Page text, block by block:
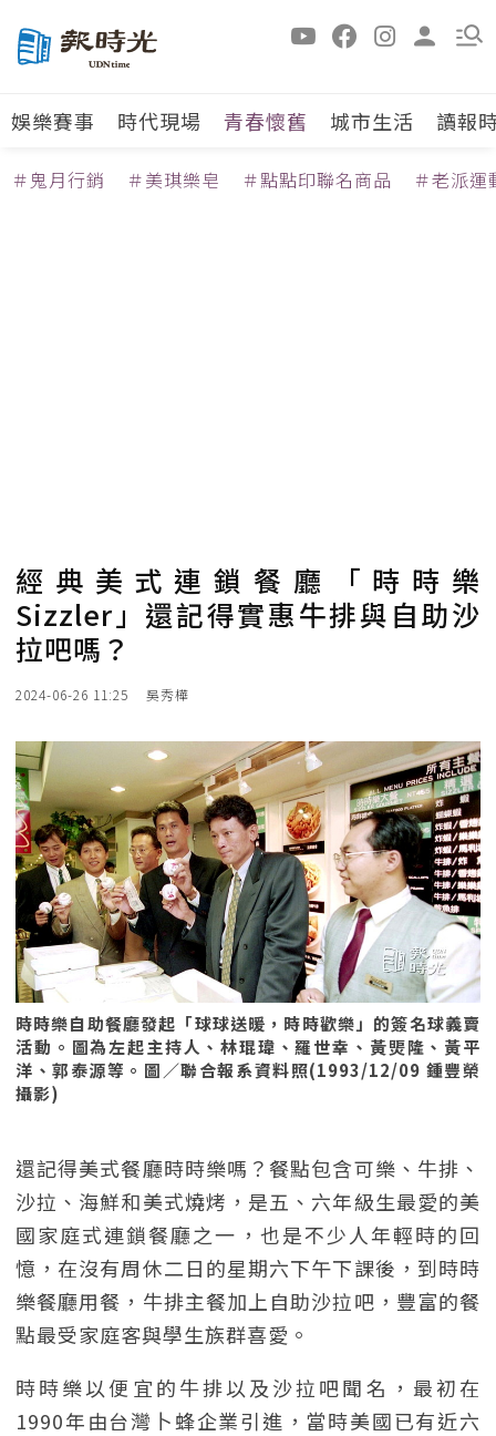
娛樂賽事 時代現場 青春懷舊 城市生活 讀報
＃鬼月行銷 ＃美琪樂皂 ＃點點印聯名商品 ＃老派運
經典美式連鎖餐廳「時時樂
Sizzler」還記得實惠牛排與自助沙
拉吧嗎？
2024-06-26 11:25 吳秀樺
時時樂自助餐廳發起「球球送暖，時時歡樂」的簽名球義賣
活動。圖為左起主持人、林琨瑋、羅世幸、黃煚隆、黃平
洋、郭泰源等。圖／聯合報系資料照(1993/12/09 鍾豐榮
攝影)
還記得美式餐廳時時樂嗎？餐點包含可樂、牛排、
沙拉、海鮮和美式燒烤，是五、六年級生最愛的美
國家庭式連鎖餐廳之一，也是不少人年輕時的回
憶，在沒有周休二日的星期六下午下課後，到時時
樂餐廳用餐，牛排主餐加上自助沙拉吧，豐富的餐
點最受家庭客與學生族群喜愛。
時時樂以便宜的牛排以及沙拉吧聞名，最初在
1990年由台灣卜蜂企業引進，當時美國已有近六